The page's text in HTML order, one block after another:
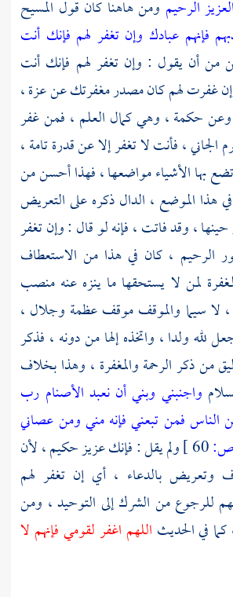
الرحيم ومن هاهنا كان قول المسيح
فإنهم عبادك وإن تغفر لهم فإنك أنت
من أن يقول : وإن تغفر لهم فإنك أنت
إن غفرت لهم كان مصدر مغفرتك عن عزة ،
وعن حكمة ، وهي كمال العلم ، فمن غفر
، فأنت لا تغفر إلا عن قدرة تامة ،
بها الأشياء مواضعها ، فهذا أحسن من
هذا الموضع ، الدال ذكره على التعريض
، وقد فاتت ، فإنه لو قال : وإن تغفر
الرحيم ، كان في هذا من الاستعطاف
لمن لا يستحقها ما ينزه عنه منصب
، لا سيما والموقف موقف عظمة وجلال ،
لله ولدا ، واتخذه إلها من دونه ، فذكر
من ذكر الرحمة والمغفرة ، وهذا بخلاف
واجنبني وبني أن نعبد الأصنام رب
الناس فمن تبعني فإنه مني ومن عصاني
ص:
ولم يقل : فإنك عزيز حكيم ، لأن
وتعريض بالدعاء ، أي إن تغفر لهم
للرجوع من الشرك إلى التوحيد ، ومن
كما في الحديث اللهم اغفر لقومي فإنهم لا